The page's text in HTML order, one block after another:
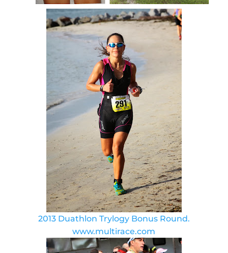
2013 Duathlon Trylogy Bonus Round.
www.multirace.com